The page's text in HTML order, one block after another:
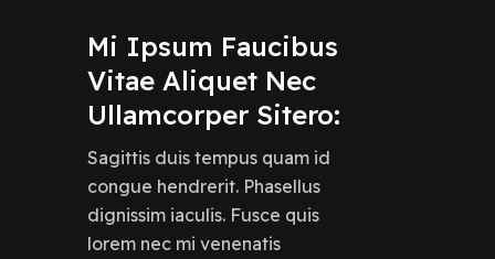
Mi Ipsum Faucibus
Vitae Aliquet Nec
Ullamcorper Sitero:
Sagittis duis tempus quam id
congue hendrerit. Phasellus
dignissim iaculis. Fusce quis
lorem nec mi venenatis